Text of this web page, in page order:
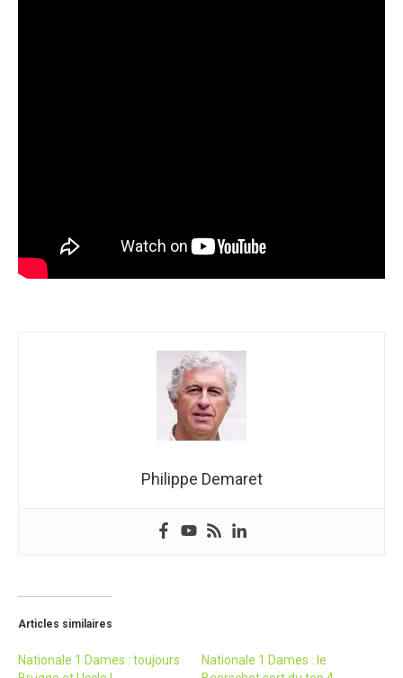
Philippe Demaret
Articles similaires
Nationale 1 Dames : toujours
Nationale 1 Dames : le